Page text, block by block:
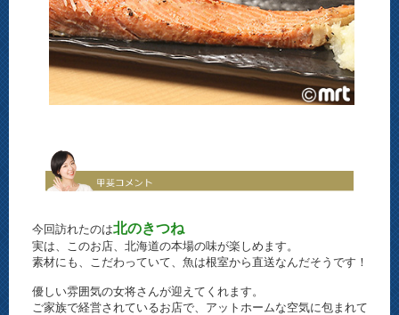
今回訪れたのは北のきつね
実は、このお店、北海道の本場の味が楽しめます。
素材にも、こだわっていて、魚は根室から直送なんだそうです！
優しい雰囲気の女将さんが迎えてくれます。
ご家族で経営されているお店で、アットホームな空気に包まれて